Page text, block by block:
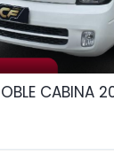
CABINA